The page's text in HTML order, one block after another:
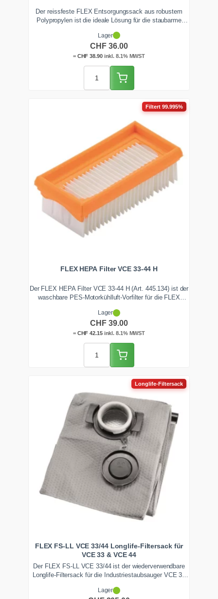
Der reissfeste FLEX Entsorgungssack aus robustem
Polypropylen ist die ideale Lösung für die staubarme
Staubmengen. Als unverzichtbares Zubehör für Ihren
FLEX Industriesauger sorgt er für ein sauberes und
sicheres Arbeitsumfeld auf jeder Baustelle.
Lager
CHF 36.00
= CHF 38.90inkl. 8.1% MWST
Filtert 99.995%
FLEX HEPA Filter VCE 33-44 H
Der FLEX HEPA Filter VCE 33-44 H (Art. 445.134) ist der
waschbare PES-Motorkühlluft-Vorfilter für die FLEX
und H. Er hält feinen Staub von der Bypass-Kühlung fern
und schützt die Saugturbine vor Hitzestau. Ab Lager
Zentralschweiz, schnell lieferbar bei TB-Tools.
Lager
CHF 39.00
= CHF 42.15inkl. 8.1% MWST
Longlife-Filtersack
FLEX FS-LL VCE 33/44 Longlife-Filtersack für
VCE 33 & VCE 44
Der FLEX FS-LL VCE 33/44 ist der wiederverwendbare
Longlife-Filtersack für die Industriestaubsauger VCE 33
ersetzt laut Hersteller bis zu 500 Einwegbeutel und
Lager